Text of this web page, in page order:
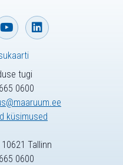
tugi
0600
küsimused
Tallinn
0600